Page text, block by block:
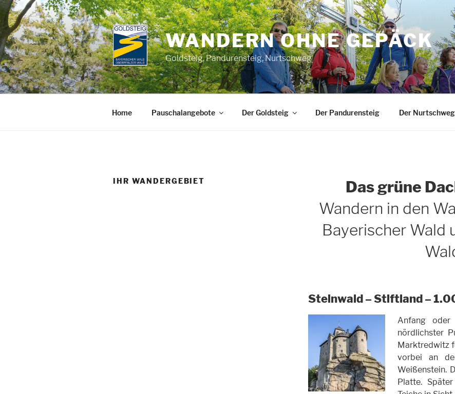
Zum
Inhalt
springen
WANDERN OHNE GEPÄCK
Goldsteig, Pandurensteig, Nurtschweg
Home Pauschalangebote Der Goldsteig Der Pandurensteig Der Nurtschweg
IHR WANDERGEBIET
Das grüne
Wandern in den
Bayerischer Wald
Steinwald – Stiftland –
Anfang
nördlichster
Marktredwitz
vorbei an
Weißenstein.
Platte.